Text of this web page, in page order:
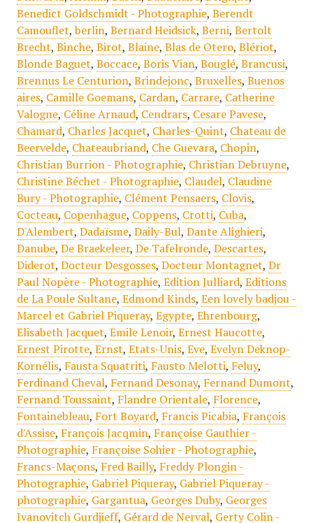
Benedict Goldschmidt - Photographie, Berendt
Camouflet,berlin, Bernard Heidsick, Berni, Bertolt
Brecht, Binche, Birot, Blaine, Blas de Otero, Blériot,
Blonde Baguet, Boccace, Boris Vian, Bouglé, Brancusi,
Brennus Le Centurion, Brindejonc, Bruxelles, Buenos
aires, Camille Goemans, Cardan, Carrare, Catherine
Valogne, Céline Arnaud, Cendrars, Cesare Pavese,
Chamard, Charles Jacquet, Charles-Quint, Chateau de
Beervelde, Chateaubriand, Che Guevara, Chopin,
Christian Burrion - Photographie, Christian Debruyne,
Christine Béchet - Photographie, Claudel, Claudine
Bury - Photographie, Clément Pensaers, Clovis,
Cocteau, Copenhague, Coppens, Crotti, Cuba,
D'Alembert, Dadaïsme, Daily-Bul, Dante Alighieri,
Danube, De Braekeleer, De Tafelronde, Descartes,
Diderot, Docteur Desgosses, Docteur Montagnet, Dr
Paul Nopère - Photographie, Edition Julliard, Editions
de La Poule Sultane, Edmond Kinds, Een lovely badjou -
Marcel et Gabriel Piqueray, Egypte, Ehrenbourg,
Elisabeth Jacquet, Emile Lenoir, Ernest Haucotte,
Ernest Pirotte, Ernst, Etats-Unis, Eve, Evelyn Deknop-
Kornélis, Fausta Squatriti, Fausto Melotti, Feluy,
Ferdinand Cheval, Fernand Desonay, Fernand Dumont,
Fernand Toussaint, Flandre Orientale, Florence,
Fontainebleau, Fort Boyard, Francis Picabia, François
d'Assise, François Jacqmin, Françoise Gauthier -
Photographie, Françoise Sohier - Photographie,
Francs-Maçons, Fred Bailly, Freddy Plongin -
Photographie, Gabriel Piqueray, Gabriel Piqueray -
photographie, Gargantua, Georges Duby, Georges
Ivanovitch Gurdjieff, Gérard de Nerval, Gerty Colin -